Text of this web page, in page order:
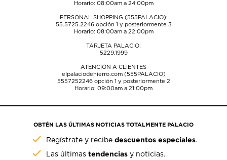
Horario: 08:00am a 24:00pm
PERSONAL SHOPPING (555PALACIO):
55.5725.2246opción 1 y posteriormente 3
Horario: 08:00am a 22:00pm
TARJETA PALACIO:
5229.1999
ATENCIÓN A CLIENTES
elpalaciodehierro.com (555PALACIO)
5557252246opción 1 y posteriormente 2
Horario: 09:00am a 21:00pm
OBTÉN LAS ÚLTIMAS NOTICIAS TOTALMENTE PALACIO
Regístrate y recibedescuentos especiales.
Las últimastendencias y noticias.